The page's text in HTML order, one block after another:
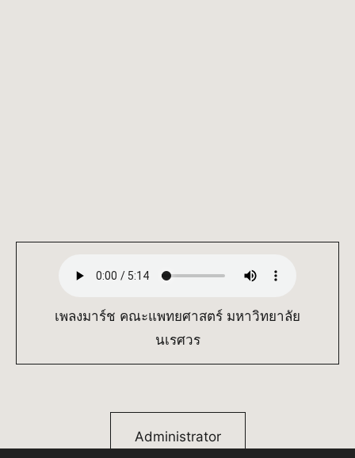
เพลงมาร์ช คณะแพทยศาสตร์ มหาวิทยาลัย
นเรศวร
Administrator